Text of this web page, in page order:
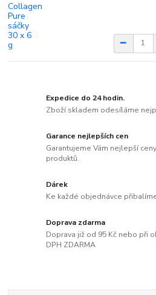
Expedice do 24 hodin.
Zboží skladem odesíláme
Garance nejlepších cen
Garantujeme Vám nejlepší
produktů.
Dárek
Ke každé objednávce
Doprava zdarma
Doprava již od 95 Kč nebo při
DPH ZDARMA